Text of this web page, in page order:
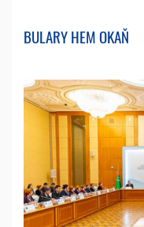
BULARY HEM OKAŇ